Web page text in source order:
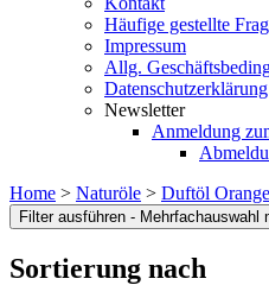
Häufige gestellte
Impressum
Allg.
Datenschutzerklärung
Newsletter
Anmeldung
Home > Naturöle > Duftöl
Sortierung nach